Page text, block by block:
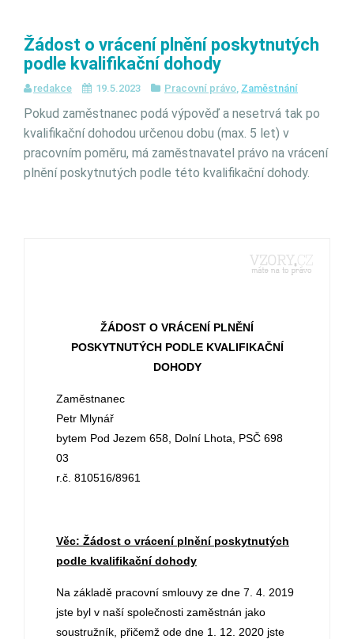
Žádost o vrácení plnění poskytnutých
podle kvalifikační dohody
redakce 19.5.2023 Pracovní právo, Zaměstnání
Pokud zaměstnanec podá výpověď a nesetrvá tak po
kvalifikační dohodou určenou dobu (max. 5 let) v
pracovním poměru, má zaměstnavatel právo na vrácení
plnění poskytnutých podle této kvalifikační dohody.
ŽÁDOST O VRÁCENÍ PLNĚNÍ
POSKYTNUTÝCH PODLE KVALIFIKAČNÍ
DOHODY
Zaměstnanec
Petr Mlynář
bytem Pod Jezem 658, Dolní Lhota, PSČ 698
03
r.č. 810516/8961
Věc: Žádost o vrácení plnění poskytnutých
podle kvalifikační dohody
Na základě pracovní smlouvy ze dne 7. 4. 2019
jste byl v naší společnosti zaměstnán jako
soustružník, přičemž ode dne 1. 12. 2020 jste